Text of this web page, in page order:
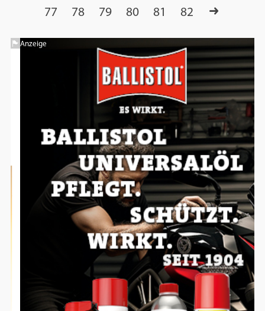
77
78 79 80 81 82
Anzeige